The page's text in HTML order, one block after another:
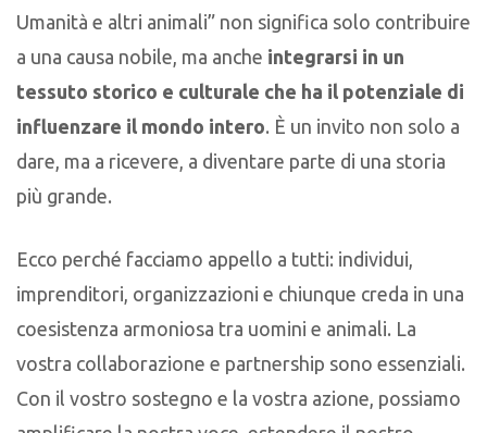
Umanità e altri animali” non significa solo contribuire
a una causa nobile, ma anche integrarsi in un
tessuto storico e culturale che ha il potenziale di
influenzare il mondo intero. È un invito non solo a
dare, ma a ricevere, a diventare parte di una storia
più grande.
Ecco perché facciamo appello a tutti: individui,
imprenditori, organizzazioni e chiunque creda in una
coesistenza armoniosa tra uomini e animali. La
vostra collaborazione e partnership sono essenziali.
Con il vostro sostegno e la vostra azione, possiamo